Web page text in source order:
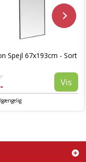
Spejl 67x193cm - Sort
Vis